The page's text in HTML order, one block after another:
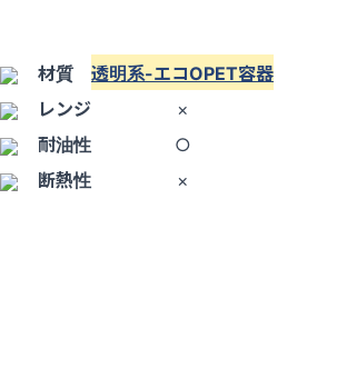
材質 透明系-エコOPET容器
レンジ
×
耐油性
○
断熱性
×